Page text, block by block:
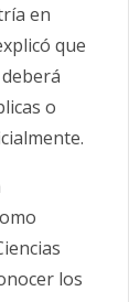
en
que
o
los